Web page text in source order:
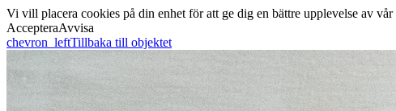
Vi vill placera cookies på din enhet för att ge dig en bättre upplevelse av
AccepteraAvvisa
chevron_leftTillbaka till objektet